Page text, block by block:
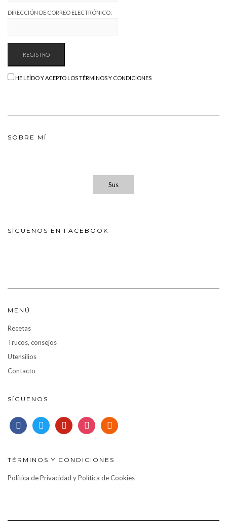
DIRECCIÓN DE CORREO ELECTRÓNICO:
HE LEÍDO Y ACEPTO LOS TÉRMINOS Y CONDICIONES
SOBRE MÍ
Sus
SÍGUENOS EN FACEBOOK
MENÚ
Recetas
Trucos, consejos
Utensilios
Contacto
SÍGUENOS
facebooktwitter pinterestinstagramrss
TÉRMINOS Y CONDICIONES
Política de Privacidad y Política de Cookies